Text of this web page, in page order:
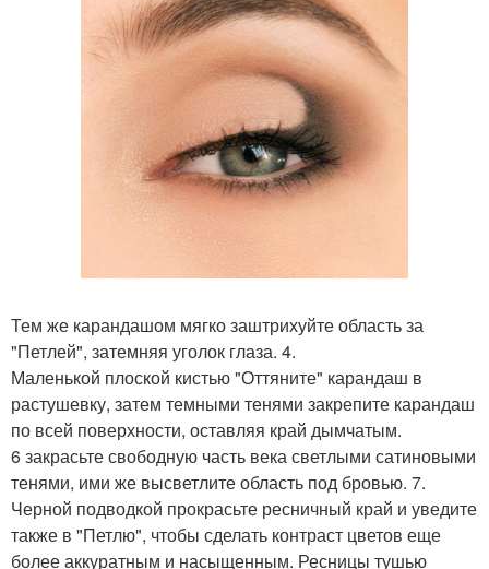
Тем же карандашом мягко заштрихуйте область за
"Петлей", затемняя уголок глаза. 4.
Маленькой плоской кистью "Оттяните" карандаш в
растушевку, затем темными тенями закрепите карандаш
по всей поверхности, оставляя край дымчатым.
6 закрасьте свободную часть века светлыми сатиновыми
тенями, ими же высветлите область под бровью. 7.
Черной подводкой прокрасьте ресничный край и уведите
также в "Петлю", чтобы сделать контраст цветов еще
более аккуратным и насыщенным. Ресницы тушью